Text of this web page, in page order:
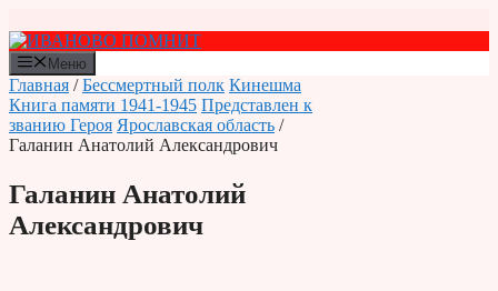
к
содержимому
Меню
Главная /Бессмертный полк Кинешма
Книга памяти 1941-1945 Представлен к
званию Героя Ярославская область /
Галанин Анатолий Александрович
Галанин Анатолий
Александрович